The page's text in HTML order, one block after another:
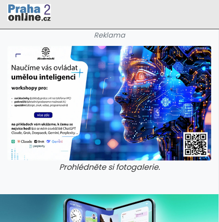
Reklama
Prohlédněte si fotogalerie.